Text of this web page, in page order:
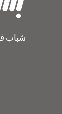
شباب